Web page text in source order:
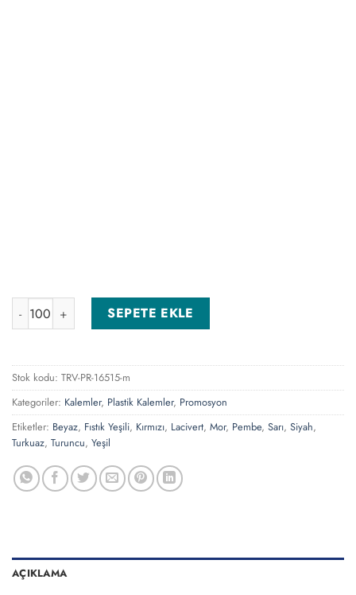
0544-110-SR Sarı Tükenmez Kalem adet
SEPETE EKLE
Stok kodu: TRV-PR-16515-m
Kategoriler: Kalemler, Plastik Kalemler, Promosyon
Etiketler: Beyaz, Fıstık Yeşili, Kırmızı, Lacivert, Mor, Pembe, Sarı, Siyah,
Turkuaz, Turuncu, Yeşil
AÇIKLAMA